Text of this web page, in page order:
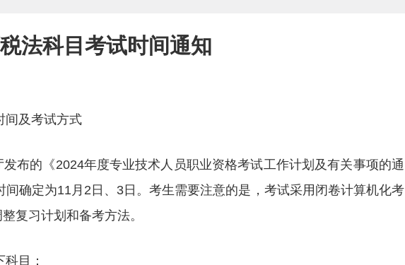
法科目考试时间通知
间及考试方式
布的《2024年度专业技术人员职业资格考试工作计划及有关事项的通
确定为11月2日、3日。考生需要注意的是，考试采用闭卷计算机化考
复习计划和备考方法。
目：